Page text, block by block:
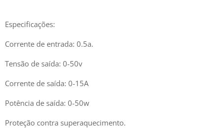
Especificações:
Corrente de entrada: 0.5a.
Tensão de saída: 0-50v
Corrente de saída: 0-15A
Potência de saída: 0-50w
Proteção contra superaquecimento.